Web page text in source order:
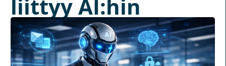
liittyy AI:hin